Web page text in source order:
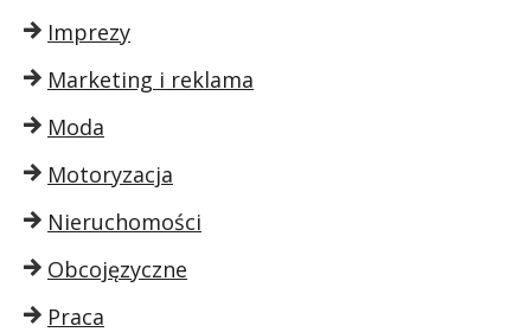
Imprezy
Marketing i reklama
Moda
Motoryzacja
Nieruchomości
Obcojęzyczne
Praca